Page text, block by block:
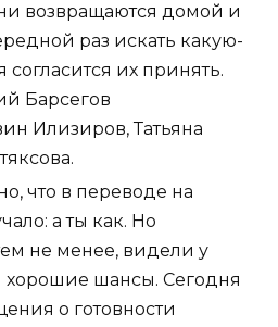
возвращаются домой и
раз искать какую-
согласится их принять.
Барсегов
Илизиров, Татьяна
что в переводе на
а ты как. Но
не менее, видели у
шансы. Сегодня
о готовности